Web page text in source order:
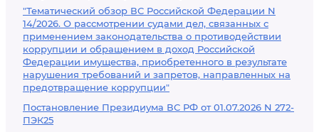
"Тематический обзор ВС Российской Федерации N
14/2026. О рассмотрении судами дел, связанных с
применением законодательства о противодействии
коррупции и обращением в доход Российской
Федерации имущества, приобретенного в результате
нарушения требований и запретов, направленных на
предотвращение коррупции"
Постановление Президиума ВС РФ от 01.07.2026 N 272-
ПЭК25